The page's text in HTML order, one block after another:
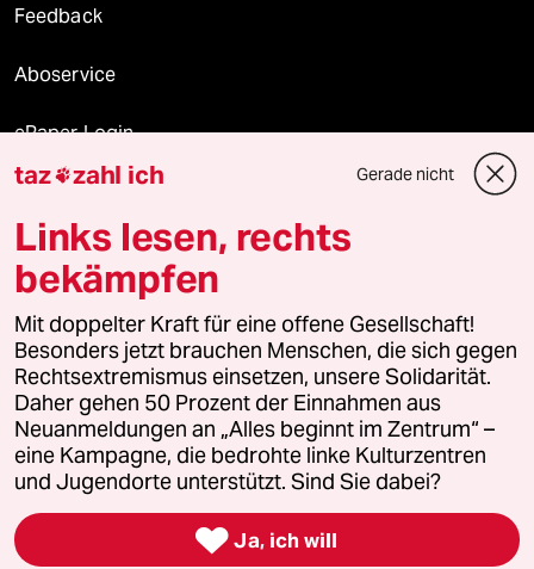
Feedback
Aboservice
ePaper Login
Downloads für Abonnierende
© 2026 taz Verlags und Vertriebs GmbH
Alle Rechte vorbehalten. Bei rechtlichen Fragen oder für Genehmigungen
wenden Sie sich bitte an lizenzen@taz.de
Feedback Redaktionsstatut Kommune-Richtlinien
Leitlinie Informant Datenschutz Impressum AGB
Seitenwende Einwilligungen widerrufen (Ads)
taz zahl ich Gerade nicht
Links lesen, rechts
bekämpfen
Mit doppelter Kraft für eine offene Gesellschaft!
Besonders jetzt brauchen Menschen, die sich gegen
Rechtsextremismus einsetzen, unsere Solidarität.
Daher gehen 50 Prozent der Einnahmen aus
Neuanmeldungen an „Alles beginnt im Zentrum“ –
eine Kampagne, die bedrohte linke Kulturzentren
und Jugendorte unterstützt. Sind Sie dabei?
 Ja, ich will